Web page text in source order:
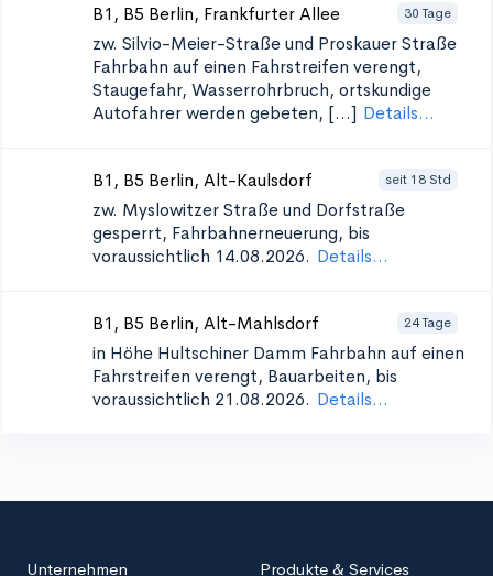
B1, B5 Berlin, Frankfurter Allee 30 Tage
zw. Silvio-Meier-Straße und Proskauer Straße
Fahrbahn auf einen Fahrstreifen verengt,
Staugefahr, Wasserrohrbruch, ortskundige
Autofahrer werden gebeten, [...] Details...
B1, B5 Berlin, Alt-Kaulsdorf seit 18 Std
zw. Myslowitzer Straße und Dorfstraße
gesperrt, Fahrbahnerneuerung, bis
voraussichtlich 14.08.2026. Details...
B1, B5 Berlin, Alt-Mahlsdorf 24 Tage
in Höhe Hultschiner Damm Fahrbahn auf einen
Fahrstreifen verengt, Bauarbeiten, bis
voraussichtlich 21.08.2026. Details...
Unternehmen Produkte & Services